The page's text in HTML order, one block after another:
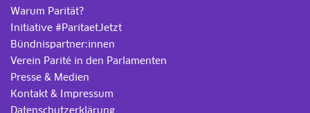
Warum Parität?
Initiative #ParitaetJetzt
Bündnispartner:innen
Verein Parité in den Parlamenten
Presse & Medien
Kontakt & Impressum
Datenschutzerklärung